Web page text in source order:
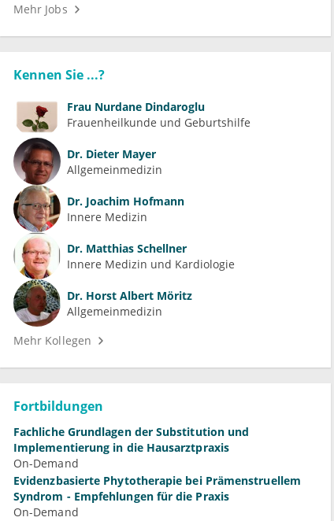
Mehr Jobs
Kennen Sie ...?
Frau Nurdane Dindaroglu
Frauenheilkunde und Geburtshilfe
Dr. Dieter Mayer
Allgemeinmedizin
Dr. Joachim Hofmann
Innere Medizin
Dr. Matthias Schellner
Innere Medizin und Kardiologie
Dr. Horst Albert Möritz
Allgemeinmedizin
Mehr Kollegen
Fortbildungen
Fachliche Grundlagen der Substitution und
Implementierung in die Hausarztpraxis
On-Demand
Evidenzbasierte Phytotherapie bei Prämenstruellem
Syndrom - Empfehlungen für die Praxis
On-Demand